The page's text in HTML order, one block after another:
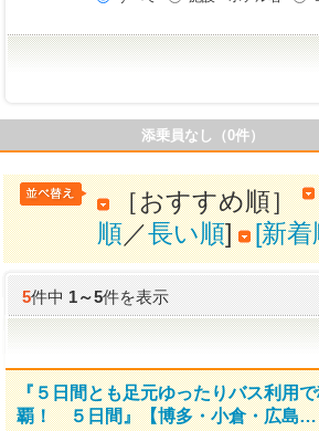
添乗員なし（0件）
［おすすめ順］
順／長い順] [新着
5件中1～5件を表示
『５日間とも足元ゆったりバス利
覇！ ５日間』【博多・小倉・広島…